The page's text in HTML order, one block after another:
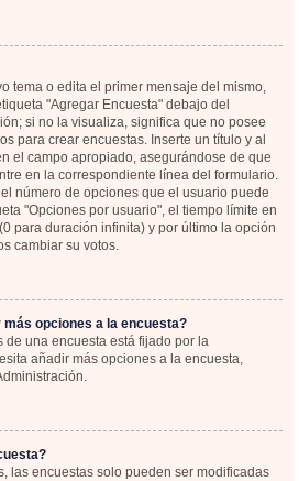
tema o edita el primer mensaje del mismo,
"Agregar Encuesta" debajo del
si no la visualiza, significa que no posee
para crear encuestas. Inserte un título y al
el campo apropiado, asegurándose de que
en la correspondiente línea del formulario.
número de opciones que el usuario puede
"Opciones por usuario", el tiempo límite en
para duración infinita) y por último la opción
cambiar su votos.
más opciones a la encuesta?
de una encuesta está fijado por la
añadir más opciones a la encuesta,
las encuestas solo pueden ser modificadas